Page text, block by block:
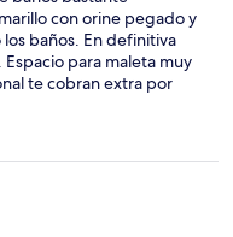
con orine pegado y
baños. En definitiva
para maleta muy
te cobran extra por
. Camas muy duras o las
.